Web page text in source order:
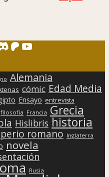
Patreon
YouTube
Alemania
cómic Edad Media
Ensayo entrevista
filosofía Francia Grecia
Hislibris historia
romano Inglaterra
novela
Rusia